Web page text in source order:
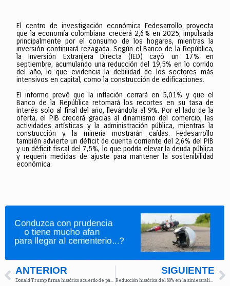
El centro de investigación económica Fedesarrollo proyecta
que la economía colombiana crecerá 2,6% en 2025, impulsada
principalmente por el consumo de los hogares, mientras la
inversión continuará rezagada. Según el Banco de la República,
la Inversión Extranjera Directa (IED) cayó un 17% en
septiembre, acumulando una reducción del 19,5% en lo corrido
del año, lo que evidencia la debilidad de los sectores más
intensivos en capital, como la construcción de edificaciones.
El informe prevé que la inflación cerrará en 5,01% y que el
Banco de la República retomará los recortes en su tasa de
interés solo al final del año, llevándola al 9%. Por el lado de la
oferta, el PIB crecerá gracias al dinamismo del comercio, las
actividades artísticas y la administración pública, mientras la
construcción y la minería mostrarán caídas. Fedesarrollo
también advierte un déficit de cuenta corriente del 2,6% del PIB
y un déficit fiscal del 7,5%, lo que podría elevar la deuda pública
y requerir medidas de ajuste para mantener la sostenibilidad
económica.
ANTERIOR SIGUIENTE